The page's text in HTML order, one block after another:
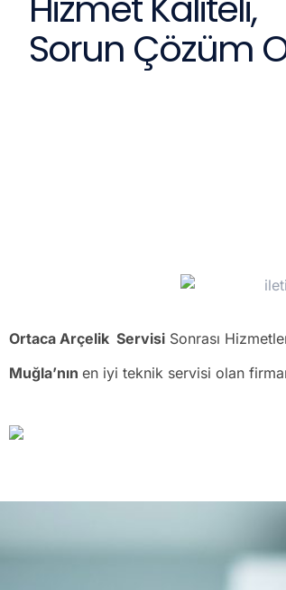
Sorun Çözüm
Ortaca Arçelik Servisi Sonrası
Muğla’nın en iyi teknik servisi olan